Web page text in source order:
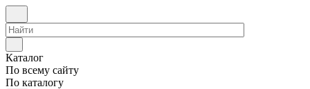
Каталог
По всему сайту
По каталогу